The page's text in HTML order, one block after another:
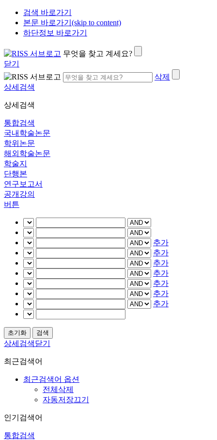
검색 바로가기
본문 바로가기(skip to content)
하단정보 바로가기
무엇을 찾고 계세요?
닫기
삭제
상세검색
상세검색
통합검색
국내학술논문
학위논문
해외학술논문
학술지
단행본
연구보고서
공개강의
버튼
추가
추가
추가
추가
추가
추가
추가
상세검색닫기
최근검색어
최근검색어 옵션
전체삭제
자동저장끄기
인기검색어
통합검색